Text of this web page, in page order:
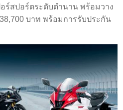
ร์สปอร์ตระดับตำนาน พร้อมวาง
บาท พร้อมการรับประกัน